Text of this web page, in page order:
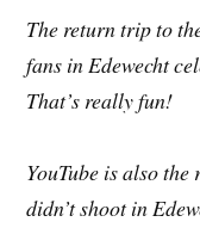
The return trip to
fans in Edewecht
That’s really fun!
YouTube is also
didn’t shoot in